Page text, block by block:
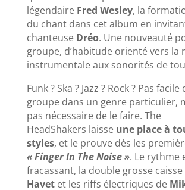
légendaire Fred Wesley, la
du chant dans cet album en
chanteuse Dréo. Une nouveauté
groupe, d’habitude orienté vers la
instrumentale aux sonorités de
Funk ? Ska ? Jazz ? Rock ? Pas
groupe dans un genre particulier,
pas nécessaire de le faire. The
HeadShakers laisse une place à
styles, et le prouve dès les
« Finger In The Noise ». Le rythme
fracassant, la double grosse caisse
Havetet les riffs électriques de